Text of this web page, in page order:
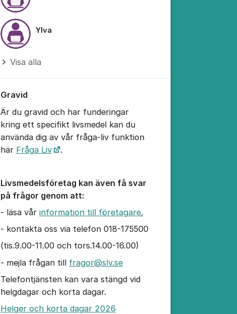
Ylva
Visa alla
Gravid
Är du gravid och har funderingar
kring ett specifikt livsmedel kan du
använda dig av vår fråga-liv funktion
här Fråga Liv .
Livsmedelsföretag kan även få svar
på frågor genom att:
- läsa vår information till företagare,
- kontakta oss via telefon 018-175500
(tis.9.00-11.00 och tors.14.00-16.00)
- mejla frågan till fragor@slv.se
Telefontjänsten kan vara stängd vid
helgdagar och korta dagar.
Helger och korta dagar 2026